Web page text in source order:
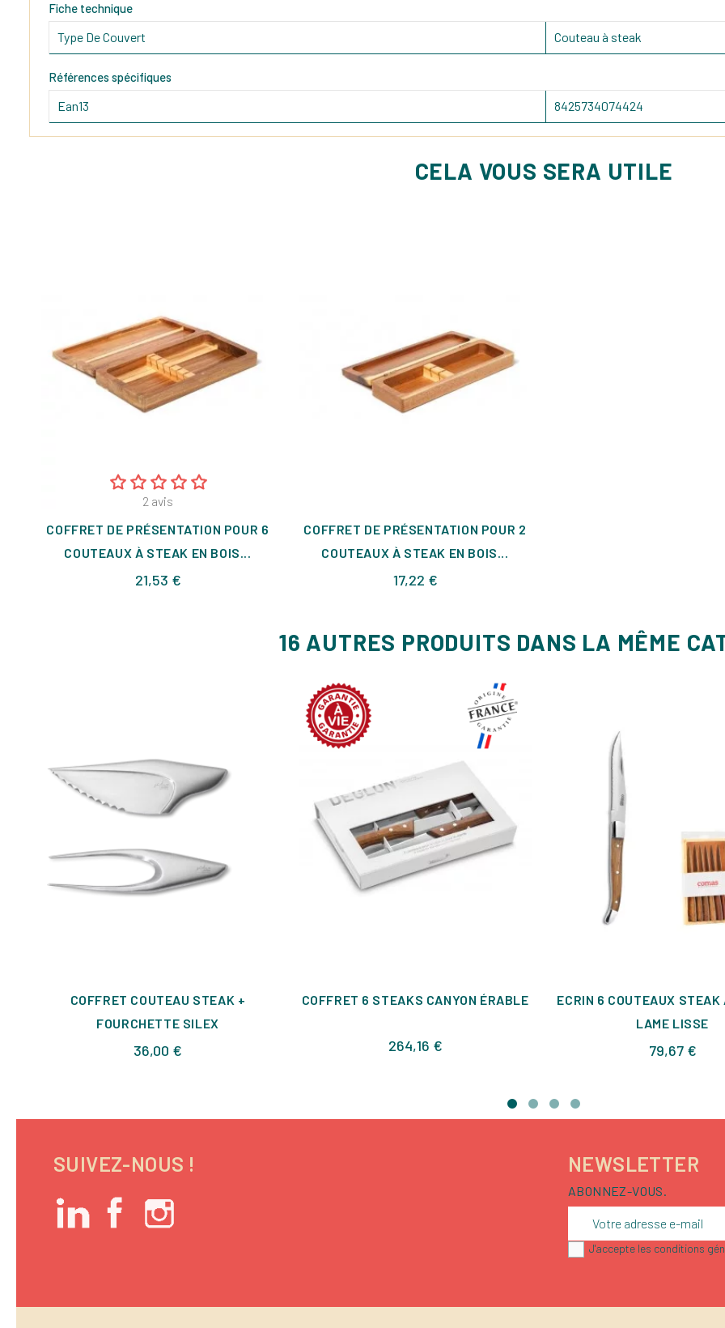
Fiche technique
Type De Couvert Couteau à steak
Références spécifiques
Ean13 8425734074424
CELA VOUS SERA UTILE
2 avis
COFFRET DE PRÉSENTATION POUR 6
COUTEAUX À STEAK EN BOIS...
21,53 €Prix
COFFRET DE PRÉSENTATION POUR 2
COUTEAUX À STEAK EN BOIS...
17,22 €Prix
16 AUTRES PRODUITS DANS LA MÊME
COFFRET COUTEAU STEAK +
FOURCHETTE SILEX
36,00 €
COFFRET 6 STEAKS CANYON ÉRABLE
264,16 €Prix
ECRIN 6 COUTEAUX STEAK
LAME LISSE
79,67 €Prix
SUIVEZ-NOUS ! NEWSLETTER
ABONNEZ-VOUS.
J'accepte les conditions